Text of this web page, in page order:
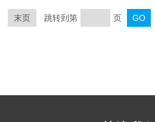
末页 跳转到第 页